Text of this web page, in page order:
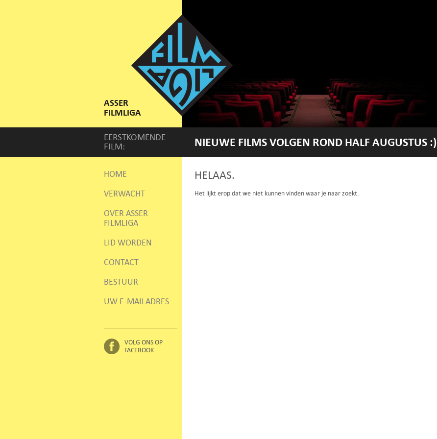
ASSER
FILMLIGA
EERSTKOMENDE
FILM:
NIEUWE FILMS VOLGEN ROND HALF AUGUSTUS :)
HOME
VERWACHT
OVER ASSER
FILMLIGA
LID WORDEN
CONTACT
BESTUUR
UW E-MAILADRES
VOLG ONS OP
FACEBOOK
HELAAS.
Het lijkt erop dat we niet kunnen vinden waar je naar zoekt.